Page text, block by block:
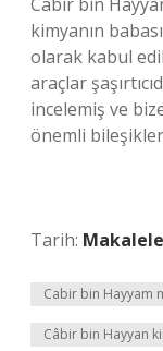
kimyanın
olarak kabul
araçlar
incelemiş ve
önemli
Tarih:
Cabir bin Hayyam
Câbir bin Hayyan